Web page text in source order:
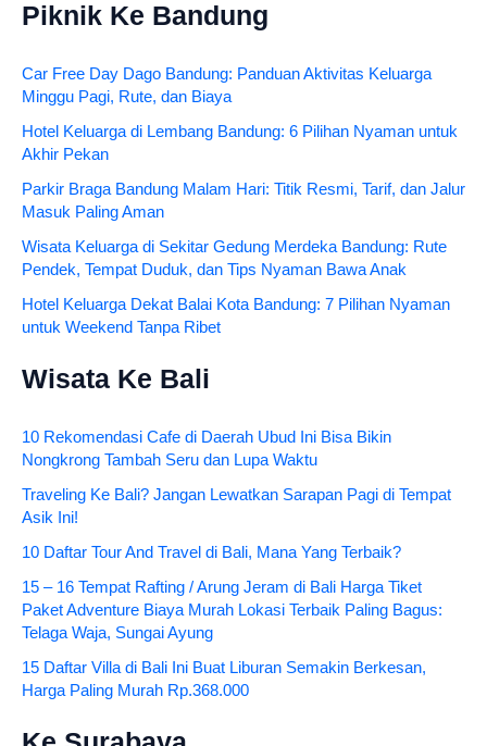
Piknik Ke Bandung
Car Free Day Dago Bandung: Panduan Aktivitas Keluarga
Minggu Pagi, Rute, dan Biaya
Hotel Keluarga di Lembang Bandung: 6 Pilihan Nyaman untuk
Akhir Pekan
Parkir Braga Bandung Malam Hari: Titik Resmi, Tarif, dan Jalur
Masuk Paling Aman
Wisata Keluarga di Sekitar Gedung Merdeka Bandung: Rute
Pendek, Tempat Duduk, dan Tips Nyaman Bawa Anak
Hotel Keluarga Dekat Balai Kota Bandung: 7 Pilihan Nyaman
untuk Weekend Tanpa Ribet
Wisata Ke Bali
10 Rekomendasi Cafe di Daerah Ubud Ini Bisa Bikin
Nongkrong Tambah Seru dan Lupa Waktu
Traveling Ke Bali? Jangan Lewatkan Sarapan Pagi di Tempat
Asik Ini!
10 Daftar Tour And Travel di Bali, Mana Yang Terbaik?
15 – 16 Tempat Rafting / Arung Jeram di Bali Harga Tiket
Paket Adventure Biaya Murah Lokasi Terbaik Paling Bagus:
Telaga Waja, Sungai Ayung
15 Daftar Villa di Bali Ini Buat Liburan Semakin Berkesan,
Harga Paling Murah Rp.368.000